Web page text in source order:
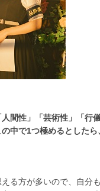
間性」「芸術性」「行
中で1つ極めるとしたら
る方が多いので、自分